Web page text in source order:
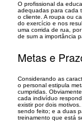
O profissional da
adequadas para cada
o cliente. A roupa ou
do exercício e nos
uma corrida de rua,
de sum a importância
Metas e
Considerando as
o personal estipula
cumpridas.
cada indivíduo
existir por dois
sendo feito; e a duas
treinamento que está